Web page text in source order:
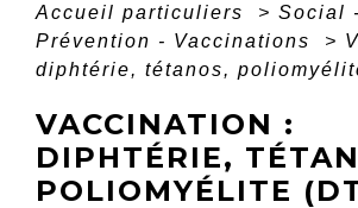
Accueil particuliers > Social
Prévention - Vaccinations
>
diphtérie, tétanos,
VACCINATION :
DIPHTÉRIE,
POLIOMYÉLITE